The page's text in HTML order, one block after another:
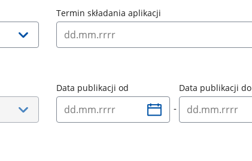
Termin składania aplikacji
Data publikacji od Data publikacji do